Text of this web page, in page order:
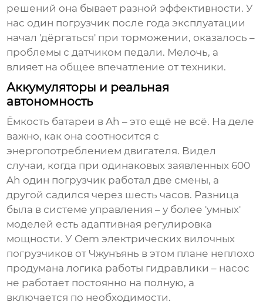
решений она бывает разной эффективности. У
нас один погрузчик после года эксплуатации
начал 'дёргаться' при торможении, оказалось –
проблемы с датчиком педали. Мелочь, а
влияет на общее впечатление от техники.
Аккумуляторы и реальная
автономность
Ёмкость батареи в Ah – это ещё не всё. На деле
важно, как она соотносится с
энергопотреблением двигателя. Видел
случаи, когда при одинаковых заявленных 600
Ah один погрузчик работал две смены, а
другой садился через шесть часов. Разница
была в системе управления – у более 'умных'
моделей есть адаптивная регулировка
мощности. У Oem электрических вилочных
погрузчиков от Чжунъянь в этом плане неплохо
продумана логика работы гидравлики – насос
не работает постоянно на полную, а
включается по необходимости.